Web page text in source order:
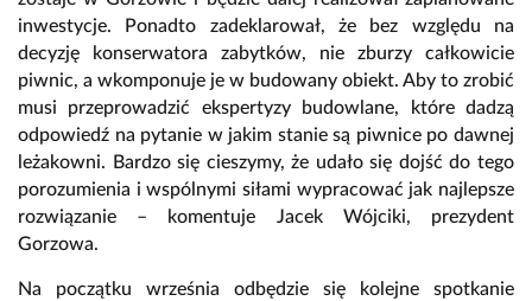
inwestycje. Ponadto zadeklarował, że bez względu na
decyzję konserwatora zabytków, nie zburzy całkowicie
piwnic, a wkomponuje je w budowany obiekt. Aby to zrobić
musi przeprowadzić ekspertyzy budowlane, które dadzą
odpowiedź na pytanie w jakim stanie są piwnice po dawnej
leżakowni. Bardzo się cieszymy, że udało się dojść do tego
porozumienia i wspólnymi siłami wypracować jak najlepsze
rozwiązanie – komentuje Jacek Wójciki, prezydent
Gorzowa.
Na początku września odbędzie się kolejne spotkanie